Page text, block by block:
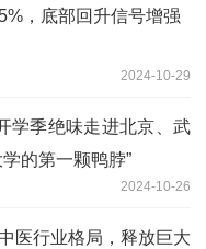
，底部回升信号增强
2024-10-29
学季绝味走进北京、武
的第一颗鸭脖”
2024-10-26
医行业格局，释放巨大